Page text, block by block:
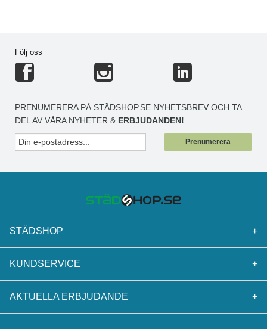
Följ oss
PRENUMERERA PÅ STÄDSHOP.SE NYHETSBREV OCH TA
DEL AV VÅRA NYHETER & ERBJUDANDEN!
Prenumerera
STÄDSHOP +
KUNDSERVICE +
AKTUELLA ERBJUDANDE +